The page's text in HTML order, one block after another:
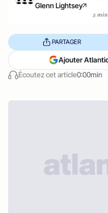
Glenn Lightsey
5
Écoutez cet article0:00min
PARTAGER
Ajouter